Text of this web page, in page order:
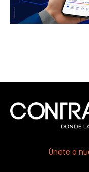
Únete a